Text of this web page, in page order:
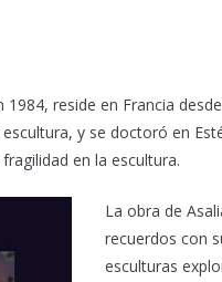
reside en Francia
y se doctoró en
en la escultura.
La obra de
recuerdos con
esculturas